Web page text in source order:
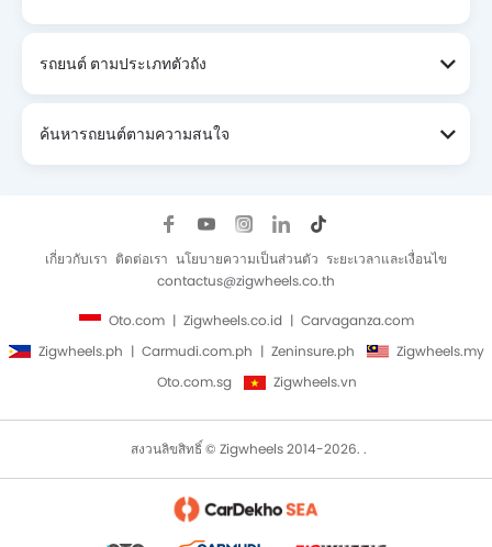
รถยนต์ ตามประเภทตัวถัง
ค้นหารถยนต์ตามความสนใจ
เกี่ยวกับเรา ติดต่อเรา นโยบายความเป็นส่วนตัว ระยะเวลาและเงื่อนไข
contactus@zigwheels.co.th
Oto.com Zigwheels.co.id
Carvaganza.com
Zigwheels.ph
Carmudi.com.ph Zeninsure.ph
Zigwheels.my
Oto.com.sg
Zigwheels.vn
สงวนลิขสิทธิ์ © Zigwheels 2014-2026. .